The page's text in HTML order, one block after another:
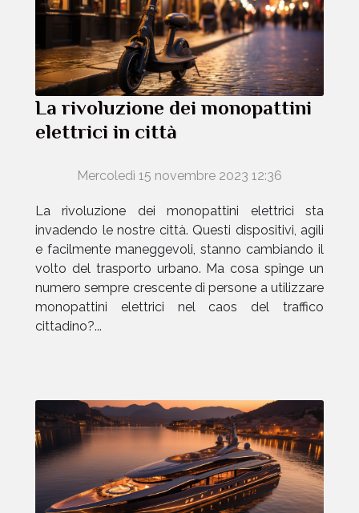
La rivoluzione dei monopattini
elettrici in città
Mercoledì 15 novembre 2023 12:36
La rivoluzione dei monopattini elettrici sta
invadendo le nostre città. Questi dispositivi, agili
e facilmente maneggevoli, stanno cambiando il
volto del trasporto urbano. Ma cosa spinge un
numero sempre crescente di persone a utilizzare
monopattini elettrici nel caos del traffico
cittadino?...